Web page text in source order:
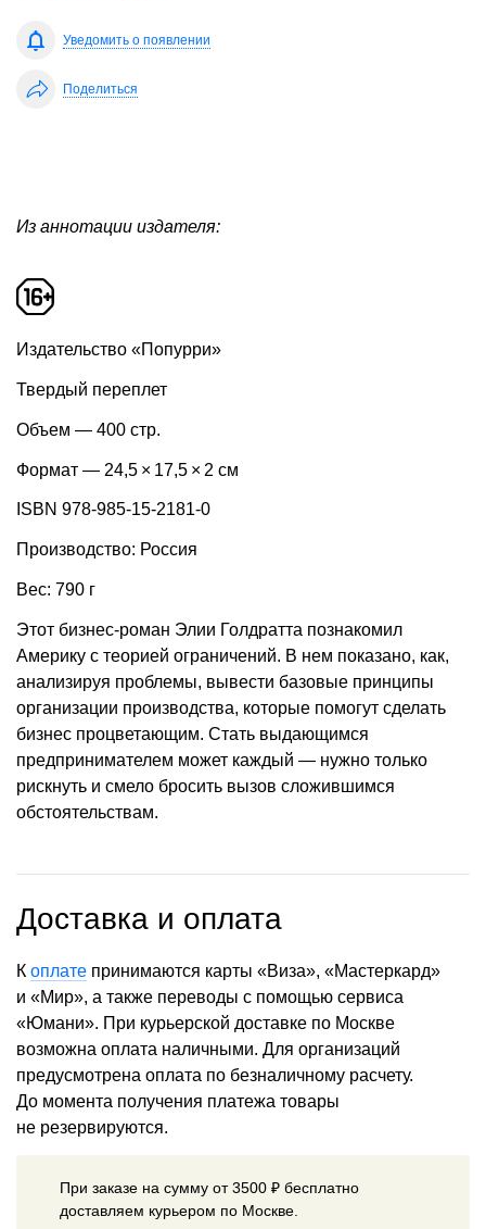
Уведомить о появлении
Поделиться
Из аннотации издателя:
Издательство «Попурри»
Твердый переплет
Объем — 400 стр.
Формат — 24,5 × 17,5 × 2 см
ISBN 978-985-15-2181-0
Производство: Россия
Вес: 790 г
Этот бизнес-роман Элии Голдратта познакомил
Америку с теорией ограничений. В нем показано, как,
анализируя проблемы, вывести базовые принципы
организации производства, которые помогут сделать
бизнес процветающим. Стать выдающимся
предпринимателем может каждый — нужно только
рискнуть и смело бросить вызов сложившимся
обстоятельствам.
Доставка и оплата
К оплате принимаются карты «Виза», «Мастеркард»
и «Мир», а также переводы с помощью сервиса
«Юмани». При курьерской доставке по Москве
возможна оплата наличными. Для организаций
предусмотрена оплата по безналичному расчету.
До момента получения платежа товары
не резервируются.
При заказе на сумму от 3500 ₽ бесплатно
доставляем курьером по Москве.